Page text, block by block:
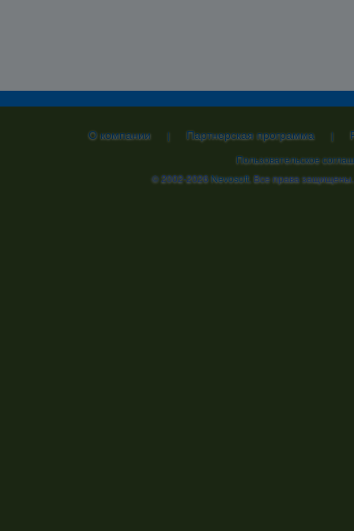
О компании | Партнерская программа |
Пользовательское
© 2002-2026Nevosoft. Все права защищены